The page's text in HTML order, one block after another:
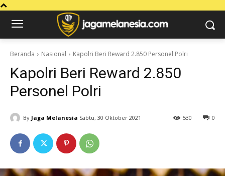
Beranda Nasional Kapolri Beri Reward 2.850 Personel Polri
Kapolri Beri Reward 2.850
Personel Polri
By Jaga Melanesia Sabtu, 30 Oktober 2021 0
530